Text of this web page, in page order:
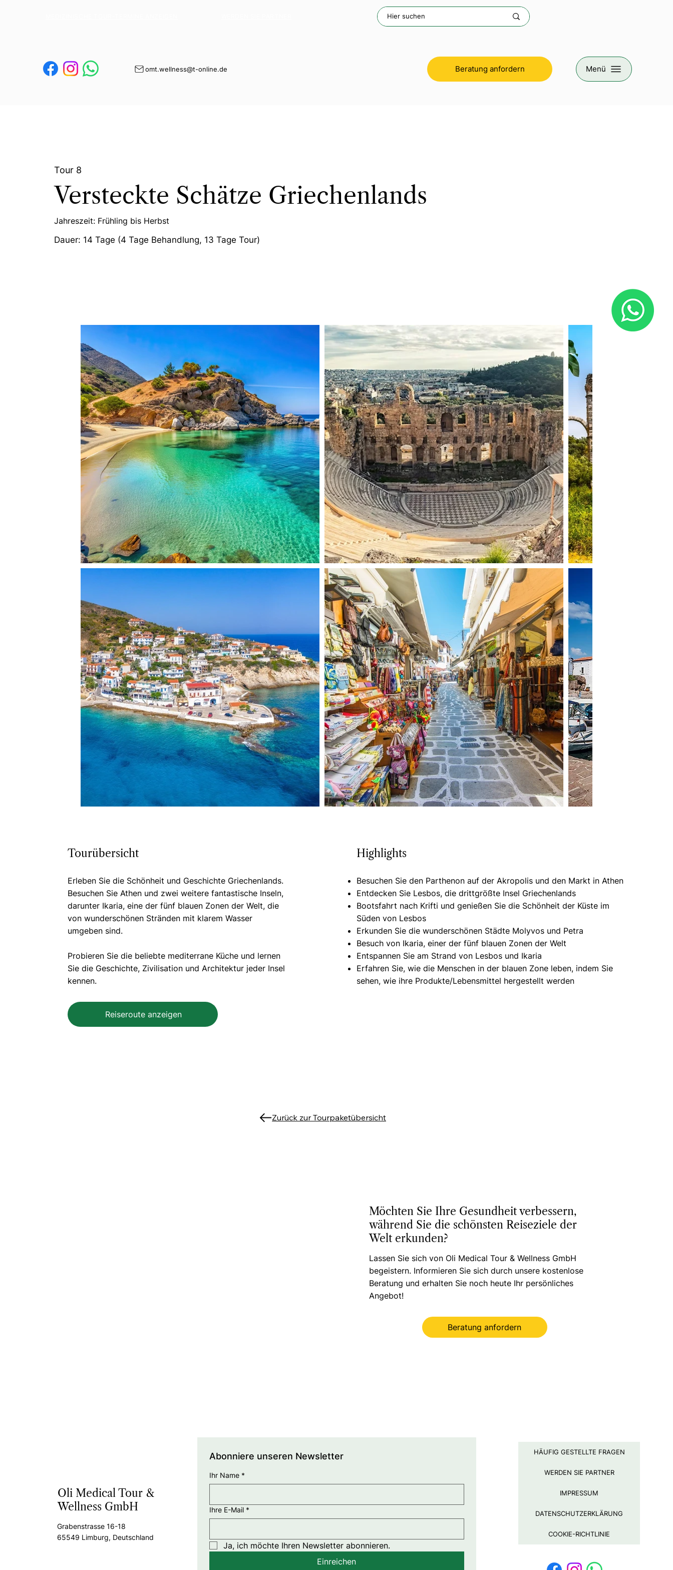
omt.wellness@t-online.de Beratung anfordern Menü
Tour 8
Versteckte Schätze Griechenlands
Jahreszeit: Frühling bis Herbst
Dauer: 14 Tage (4 Tage Behandlung, 13 Tage Tour)
Möchten Sie Ihre Gesundheit verbessern,
während Sie die schönsten Reiseziele der
Welt erkunden?
Lassen Sie sich von Oli Medical Tour & Wellness GmbH
begeistern. Informieren Sie sich durch unsere kostenlose
Beratung und erhalten Sie noch heute Ihr persönliches
Angebot!
Beratung anfordern
Zurück zur Tourpaketübersicht
Tourübersicht
Erleben Sie die Schönheit und Geschichte Griechenlands.
Besuchen Sie Athen und zwei weitere fantastische Inseln,
darunter Ikaria, eine der fünf blauen Zonen der Welt, die
von wunderschönen Stränden mit klarem Wasser
umgeben sind.
Probieren Sie die beliebte mediterrane Küche und lernen
Sie die Geschichte, Zivilisation und Architektur jeder Insel
kennen.
Reiseroute anzeigen
Highlights
Besuchen Sie den Parthenon auf der Akropolis und den Markt in Athen
Entdecken Sie Lesbos, die drittgrößte Insel Griechenlands
Bootsfahrt nach Krifti und genießen Sie die Schönheit der Küste im
Süden von Lesbos
Erkunden Sie die wunderschönen Städte Molyvos und Petra
Besuch von Ikaria, einer der fünf blauen Zonen der Welt
Entspannen Sie am Strand von Lesbos und Ikaria
Erfahren Sie, wie die Menschen in der blauen Zone leben, indem Sie
sehen, wie ihre Produkte/Lebensmittel hergestellt werden
Oli Medical Tour &
Wellness GmbH
Grabenstrasse 16-18
65549 Limburg, Deutschland
Abonniere unseren Newsletter
Ihr Name *
Ihre E-Mail *
Ja, ich möchte Ihren Newsletter abonnieren.
Einreichen
HÄUFIG GESTELLTE FRAGEN
WERDEN SIE PARTNER
IMPRESSUM
DATENSCHUTZERKLÄRUNG
COOKIE-RICHTLINIE